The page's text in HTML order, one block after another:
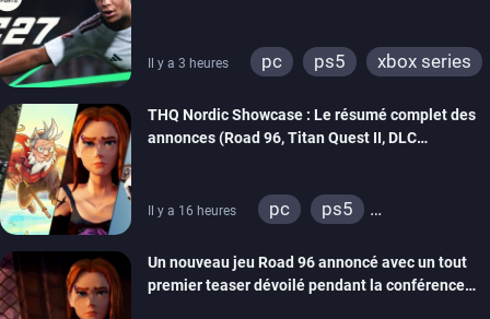
Il y a 3 heures pc ps5
xbox series
THQ Nordic Showcase : Le résumé complet des
annonces (Road 96, Titan Quest II, DLC
Il y a 16 heures pc
ps5
stadia
ps4
xbox one
switch 2
Un nouveau jeu Road 96 annoncé avec un tout
premier teaser dévoilé pendant la conférence